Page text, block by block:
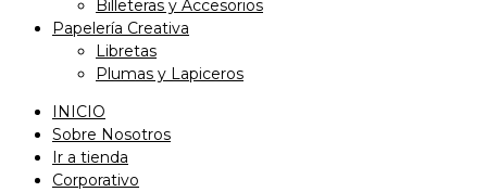
Billeteras y Accesorios
Papelería Creativa
Libretas
Plumas y Lapiceros
INICIO
Sobre Nosotros
Ir a tienda
Corporativo